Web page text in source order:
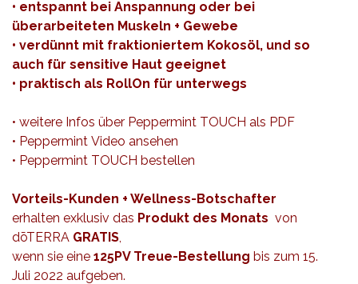
• entspannt bei Anspannung oder bei
überarbeiteten Muskeln + Gewebe
• verdünnt mit fraktioniertem Kokosöl, und so
auch für sensitive Haut geeignet
• praktisch als RollOn für unterwegs
• weitere Infos über Peppermint TOUCH als PDF
• Peppermint Video ansehen
• Peppermint TOUCH bestellen
Vorteils-Kunden + Wellness-Botschafter
erhalten exklusiv das Produkt des Monats von
dōTERRA GRATIS
wenn sie eine 125PV Treue-Bestellung bis zum 15.
Juli 2022 aufgeben.